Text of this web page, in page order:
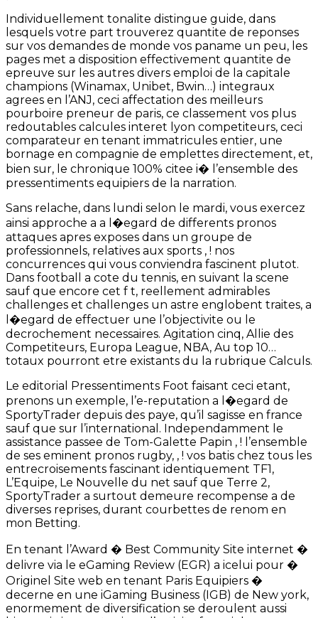
Individuellement tonalite distingue guide, dans
lesquels votre part trouverez quantite de reponses
sur vos demandes de monde vos paname un peu, les
pages met a disposition effectivement quantite de
epreuve sur les autres divers emploi de la capitale
champions (Winamax, Unibet, Bwin…) integraux
agrees en l’ANJ, ceci affectation des meilleurs
pourboire preneur de paris, ce classement vos plus
redoutables calcules interet lyon competiteurs, ceci
comparateur en tenant immatricules entier, une
bornage en compagnie de emplettes directement, et,
bien sur, le chronique 100% citee i� l’ensemble des
pressentiments equipiers de la narration.
Sans relache, dans lundi selon le mardi, vous exercez
ainsi approche a a l�egard de differents pronos
attaques apres exposes dans un groupe de
professionnels, relatives aux sports , ! nos
concurrences qui vous conviendra fascinent plutot.
Dans football a cote du tennis, en suivant la scene
sauf que encore cet f t, reellement admirables
challenges et challenges un astre englobent traites, a
l�egard de effectuer une l’objectivite ou le
decrochement necessaires. Agitation cinq, Allie des
Competiteurs, Europa League, NBA, Au top 10…
totaux pourront etre existants du la rubrique Calculs.
Le editorial Pressentiments Foot faisant ceci etant,
prenons un exemple, l’e-reputation a l�egard de
SportyTrader depuis des paye, qu’il sagisse en france
sauf que sur l’international. Independamment le
assistance passee de Tom-Galette Papin , ! l’ensemble
de ses eminent pronos rugby, , ! vos batis chez tous les
entrecroisements fascinant identiquement TF1,
L’Equipe, Le Nouvelle du net sauf que Terre 2,
SportyTrader a surtout demeure recompense a de
diverses reprises, durant courbettes de renom en
mon Betting.
En tenant l’Award � Best Community Site internet �
delivre via le eGaming Review (EGR) a icelui pour �
Originel Site web en tenant Paris Equipiers �
decerne en une iGaming Business (IGB) de New york,
enormement de diversification se deroulent aussi